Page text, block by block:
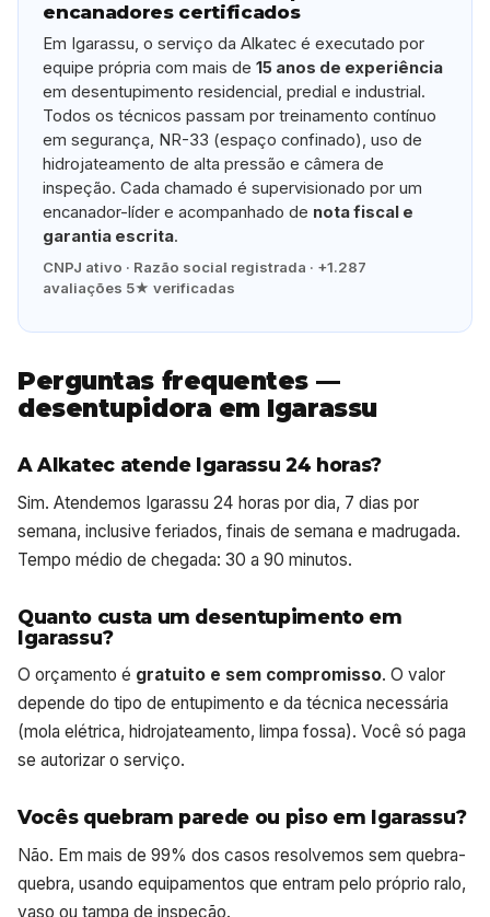
encanadores certificados
Em Igarassu, o serviço da Alkatec é executado por
equipe própria com mais de15 anos de experiência
em desentupimento residencial, predial e industrial.
Todos os técnicos passam por treinamento contínuo
em segurança, NR-33 (espaço confinado), uso de
hidrojateamento de alta pressão e câmera de
inspeção. Cada chamado é supervisionado por um
encanador-líder e acompanhado de nota fiscal e
garantia escrita.
CNPJ ativo · Razão social registrada · +1.287
avaliações 5★ verificadas
Perguntas frequentes —
desentupidora em Igarassu
A Alkatec atende Igarassu 24 horas?
Sim. Atendemos Igarassu 24 horas por dia, 7 dias por
semana, inclusive feriados, finais de semana e madrugada.
Tempo médio de chegada: 30 a 90 minutos.
Quanto custa um desentupimento em
Igarassu?
O orçamento é gratuito e sem compromisso. O valor
depende do tipo de entupimento e da técnica necessária
(mola elétrica, hidrojateamento, limpa fossa). Você só paga
se autorizar o serviço.
Vocês quebram parede ou piso em Igarassu?
Não. Em mais de 99% dos casos resolvemos sem quebra-
quebra, usando equipamentos que entram pelo próprio ralo,
vaso ou tampa de inspeção.